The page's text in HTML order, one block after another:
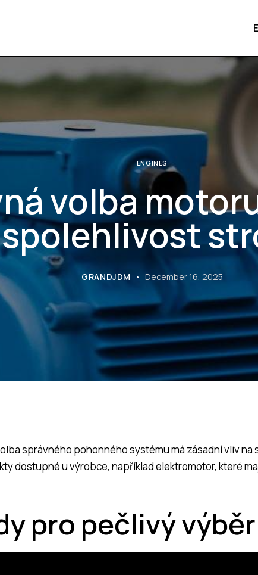
ENGINES
volba
spolehlivost
GRANDJDM December 16, 2025
správného pohonného systému má zásadní vliv
dostupné u výrobce, napříkladelektromotor, které
pro pečlivý